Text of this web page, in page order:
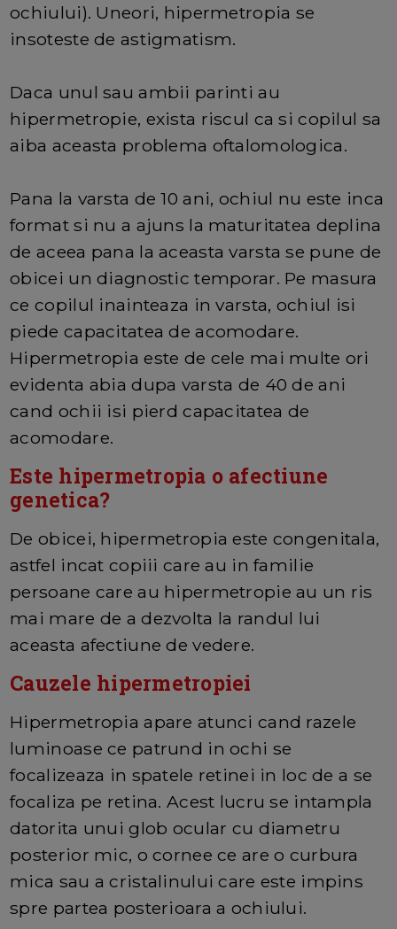
ochiului). Uneori, hipermetropia se
insoteste de astigmatism.
Daca unul sau ambii parinti au
hipermetropie, exista riscul ca si copilul sa
aiba aceasta problema oftalomologica.
Pana la varsta de 10 ani, ochiul nu este inca
format si nu a ajuns la maturitatea deplina
de aceea pana la aceasta varsta se pune de
obicei un diagnostic temporar. Pe masura
ce copilul inainteaza in varsta, ochiul isi
piede capacitatea de acomodare.
Hipermetropia este de cele mai multe ori
evidenta abia dupa varsta de 40 de ani
cand ochii isi pierd capacitatea de
acomodare.
Este hipermetropia o afectiune
genetica?
De obicei, hipermetropia este congenitala,
astfel incat copiii care au in familie
persoane care au hipermetropie au un ris
mai mare de a dezvolta la randul lui
aceasta afectiune de vedere.
Cauzele hipermetropiei
Hipermetropia apare atunci cand razele
luminoase ce patrund in ochi se
focalizeaza in spatele retinei in loc de a se
focaliza pe retina. Acest lucru se intampla
datorita unui glob ocular cu diametru
posterior mic, o cornee ce are o curbura
mica sau a cristalinului care este impins
spre partea posterioara a ochiului.